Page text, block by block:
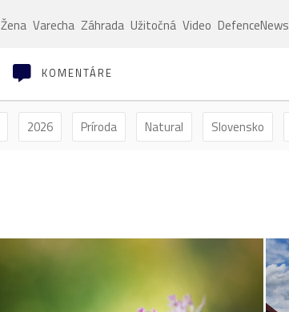
Žena Varecha Záhrada Užitočná Video DefenceNews
KOMENTÁRE
2026 Príroda Natural Slovensko